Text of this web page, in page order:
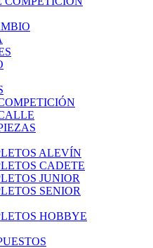
ALEVÍN
CADETE
JUNIOR
SENIOR
HOBBYE